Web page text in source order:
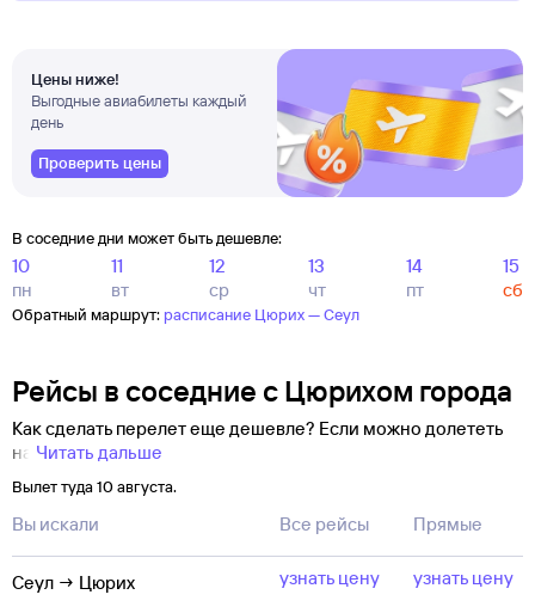
Цены ниже!
Выгодные авиабилеты каждый
день
Проверить цены
В соседние дни может быть дешевле:
10
пн
11
вт
12
ср
13
чт
14
пт
15
сб
Обратный маршрут: расписание Цюрих — Сеул
Рейсы в соседние с Цюрихом города
Как сделать перелет еще дешевле? Если можно долететь
на Читать дальше
Вылет туда 10 августа.
Вы искали Все рейсы Прямые
Сеул → Цюрих узнать цену узнать цену